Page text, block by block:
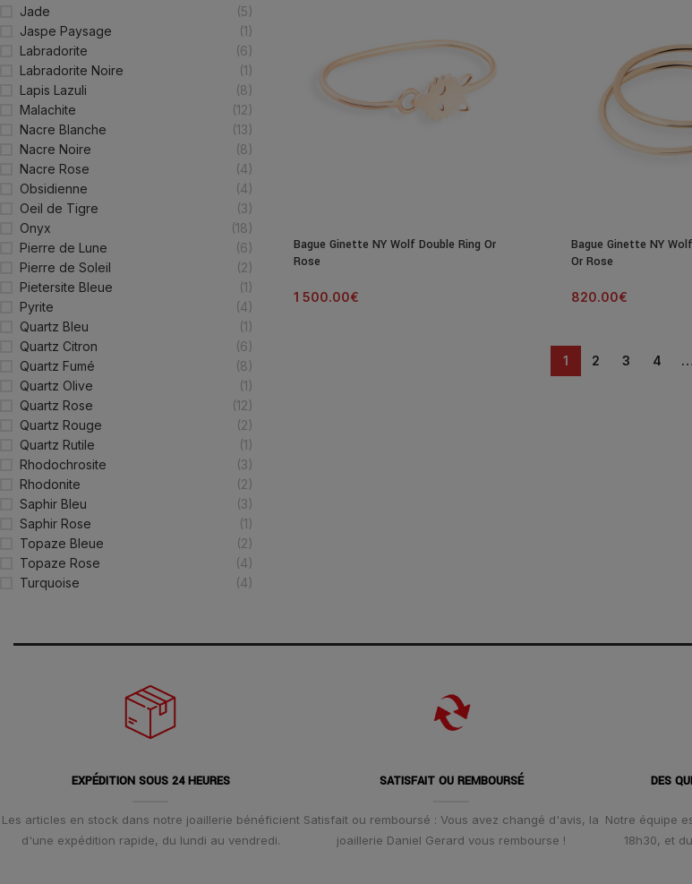
Jade
(5)
Jaspe Paysage
(1)
Labradorite
(6)
Labradorite Noire
(1)
Lapis Lazuli
(8)
Malachite
(12)
Nacre Blanche
(13)
Nacre Noire
(8)
Nacre Rose
(4)
Obsidienne
(4)
Oeil de Tigre
(3)
Onyx
(18)
Pierre de Lune
(6)
Pierre de Soleil
(2)
Pietersite Bleue
(1)
Pyrite
(4)
Quartz Bleu
(1)
Quartz Citron
(6)
Quartz Fumé
(8)
Quartz Olive
(1)
Quartz Rose
(12)
Quartz Rouge
(2)
Quartz Rutile
(1)
Rhodochrosite
(3)
Rhodonite
(2)
Saphir Bleu
(3)
Saphir Rose
(1)
Topaze Bleue
(2)
Topaze Rose
(4)
Turquoise
(4)
Bague Ginette NY Wolf Double Ring Or
Rose
1 500.00€
Bague Ginette NY
Or Rose
820.00€
1 2 3 4 …
EXPÉDITION SOUS 24 HEURES
Les articles en stock dans notre joaillerie bénéficient
d'une expédition rapide, du lundi au vendredi.
SATISFAIT OU REMBOURSÉ
Satisfait ou remboursé : Vous avez changé d'avis, la
joaillerie Daniel Gerard vous rembourse !
DES
Notre équipe
18h30, et